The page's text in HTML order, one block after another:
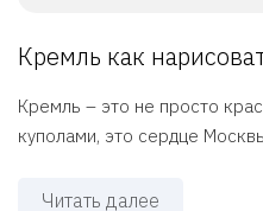
Кремль как
Кремль – это не просто
куполами, это сердце
Читать далее